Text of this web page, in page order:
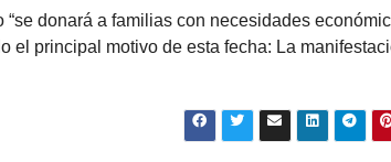
donará a familias con necesidades
el principal motivo de esta fecha: La